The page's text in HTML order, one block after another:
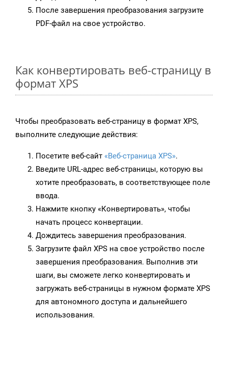
После завершения преобразования загрузите
PDF-файл на свое устройство.
Как конвертировать веб-страницу в
формат XPS
Чтобы преобразовать веб-страницу в формат XPS,
выполните следующие действия:
Посетите веб-сайт «Веб-страница XPS».
Введите URL-адрес веб-страницы, которую вы
хотите преобразовать, в соответствующее поле
ввода.
Нажмите кнопку «Конвертировать», чтобы
начать процесс конвертации.
Дождитесь завершения преобразования.
Загрузите файл XPS на свое устройство после
завершения преобразования. Выполнив эти
шаги, вы сможете легко конвертировать и
загружать веб-страницы в нужном формате XPS
для автономного доступа и дальнейшего
использования.